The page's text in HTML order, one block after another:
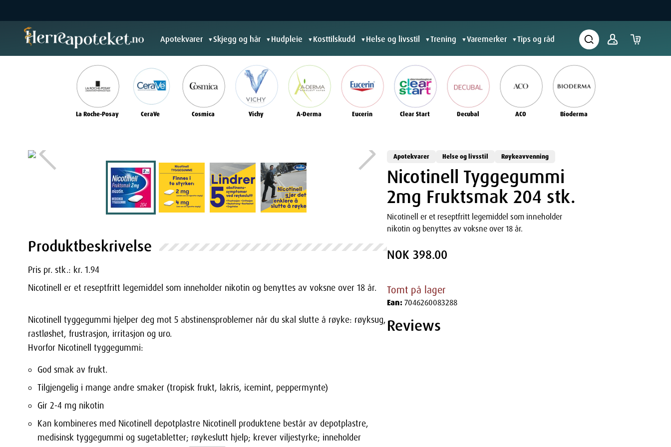
Apotekvarer ▼Skjegg og hår ▼ Hudpleie ▼ Kosttilskudd ▼ Helse og livsstil ▼Trening ▼Varemerker ▼Tips og råd
La Roche-Posay CeraVe Cosmica Vichy A-Derma Eucerin Clear Start Decubal ACO Bioderma
Produktbeskrivelse
Pris pr. stk.: kr. 1.94
Nicotinell er et reseptfritt legemiddel som inneholder nikotin og benyttes av voksne over 18 år.
Nicotinell tyggegummi hjelper deg mot 5 abstinensproblemer når du skal slutte å røyke: røyksug,
rastløshet, frustrasjon, irritasjon og uro.
Hvorfor Nicotinell tyggegummi:
God smak av frukt.
Tilgjengelig i mange andre smaker (tropisk frukt, lakris, icemint, peppermynte)
Gir 2-4 mg nikotin
Kan kombineres med Nicotinell depotplastre Nicotinell produktene består av depotplastre,
medisinsk tyggegummi og sugetabletter; røykeslutt hjelp; krever viljestyrke; inneholder
Apotekvarer Helse og livsstil Røykeavvenning
Nicotinell Tyggegummi
2mg Fruktsmak 204 stk.
Nicotinell er et reseptfritt legemiddel som inneholder
nikotin og benyttes av voksne over 18 år.
NOK 398.00
Tomt på lager
Ean: 7046260083288
Reviews